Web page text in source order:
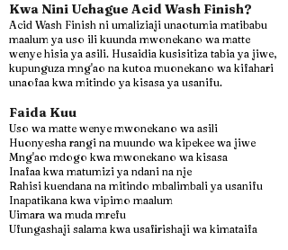
Kwa Nini Uchague Acid Wash Finish?
Acid Wash Finish ni umaliziaji unaotumia matibabu
maalum ya uso ili kuunda mwonekano wa matte
wenye hisia ya asili. Husaidia kusisitiza tabia ya jiwe,
kupunguza mng'ao na kutoa muonekano wa kifahari
unaofaa kwa mitindo ya kisasa ya usanifu.
Faida Kuu
Uso wa matte wenye mwonekano wa asili
Huonyesha rangi na muundo wa kipekee wa jiwe
Mng'ao mdogo kwa mwonekano wa kisasa
Inafaa kwa matumizi ya ndani na nje
Rahisi kuendana na mitindo mbalimbali ya usanifu
Inapatikana kwa vipimo maalum
Uimara wa muda mrefu
Ufungashaji salama kwa usafirishaji wa kimataifa